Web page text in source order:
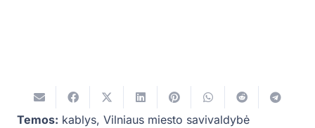
Temos: kablys, Vilniaus miesto savivaldybė